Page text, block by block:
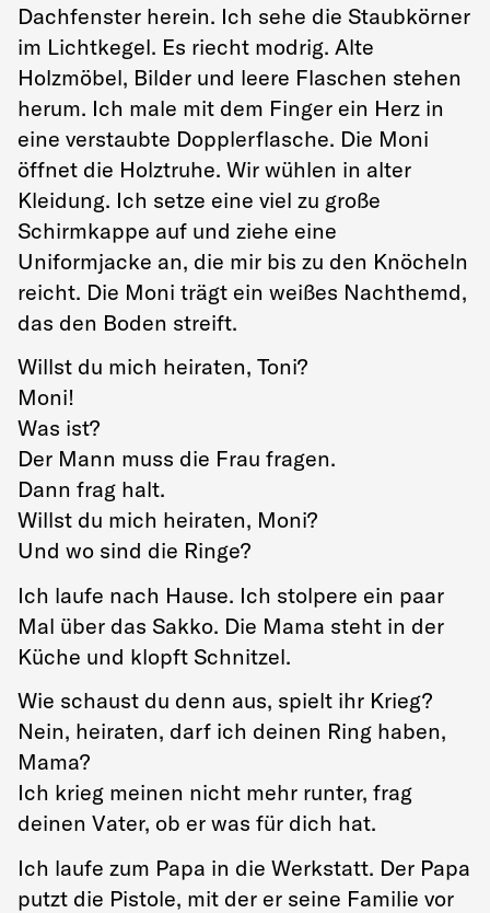
Dachfenster herein. Ich sehe die Staubkörner
im Lichtkegel. Es riecht modrig. Alte
Holzmöbel, Bilder und leere Flaschen stehen
herum. Ich male mit dem Finger ein Herz in
eine verstaubte Dopplerflasche. Die Moni
öffnet die Holztruhe. Wir wühlen in alter
Kleidung. Ich setze eine viel zu große
Schirmkappe auf und ziehe eine
Uniformjacke an, die mir bis zu den Knöcheln
reicht. Die Moni trägt ein weißes Nachthemd,
das den Boden streift.
Willst du mich heiraten, Toni?
Moni!
Was ist?
Der Mann muss die Frau fragen.
Dann frag halt.
Willst du mich heiraten, Moni?
Und wo sind die Ringe?
Ich laufe nach Hause. Ich stolpere ein paar
Mal über das Sakko. Die Mama steht in der
Küche und klopft Schnitzel.
Wie schaust du denn aus, spielt ihr Krieg?
Nein, heiraten, darf ich deinen Ring haben,
Mama?
Ich krieg meinen nicht mehr runter, frag
deinen Vater, ob er was für dich hat.
Ich laufe zum Papa in die Werkstatt. Der Papa
putzt die Pistole, mit der er seine Familie vor